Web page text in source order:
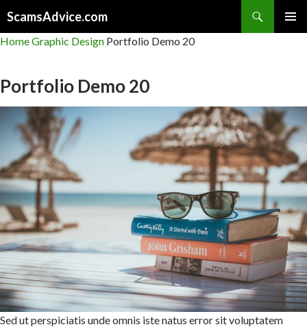
ScamsAdvice.com
TO
HomeGraphic Design Portfolio Demo 20
Portfolio Demo 20
Sed ut perspiciatis unde omnis iste natus error sit voluptatem